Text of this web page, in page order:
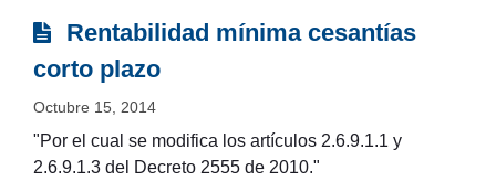
Rentabilidad mínima cesantías
corto plazo
Octubre 15, 2014
"Por el cual se modifica los artículos 2.6.9.1.1 y
2.6.9.1.3 del Decreto 2555 de 2010."